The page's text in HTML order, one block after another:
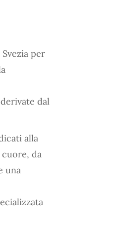
per
dal
alla
da
una